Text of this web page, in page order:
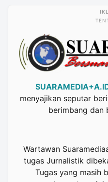
menyajikan seputar
berimbang dan
Wartawan
tugas Jurnalistik
Tugas yang masih